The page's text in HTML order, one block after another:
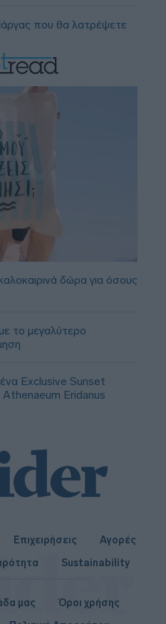
που θα λατρέψετε
δώρα για όσους
το μεγαλύτερο
Exclusive Sunset
Eridanus
Επιχειρήσεις
Αγορές
Sustainability
μας
Όροι χρήσης